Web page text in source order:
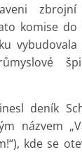
komise do
deník
názvem
kde se